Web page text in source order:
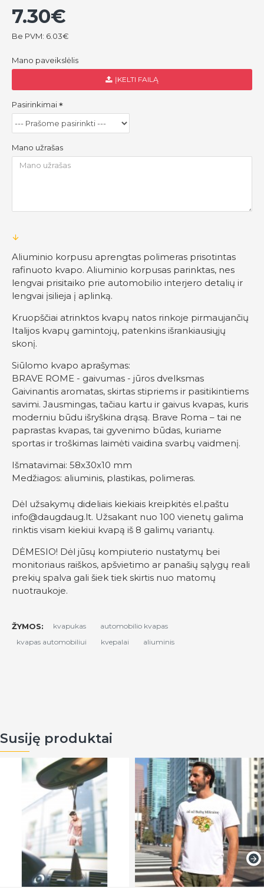
7.30€
Be PVM: 6.03€
Mano paveikslėlis
ĮKELTI FAILĄ
Pasirinkimai
Mano užrašas
Aliuminio korpusu aprengtas polimeras prisotintas
rafinuoto kvapo. Aliuminio korpusas parinktas, nes
lengvai prisitaiko prie automobilio interjero detalių ir
lengvai įsilieja į aplinką.
Kruopščiai atrinktos kvapų natos rinkoje pirmaujančių
Italijos kvapų gamintojų, patenkins išrankiausiųjų
skonį.
Siūlomo kvapo aprašymas:
BRAVE ROME - gaivumas - jūros dvelksmas
Gaivinantis aromatas, skirtas stipriems ir pasitikintiems
savimi. Jausmingas, tačiau kartu ir gaivus kvapas, kuris
moderniu būdu išryškina drąsą. Brave Roma – tai ne
paprastas kvapas, tai gyvenimo būdas, kuriame
sportas ir troškimas laimėti vaidina svarbų vaidmenį.
Išmatavimai: 58x30x10 mm
Medžiagos: aliuminis, plastikas, polimeras.
Dėl užsakymų dideliais kiekiais kreipkitės el.paštu
info@daugdaug.lt. Užsakant nuo 100 vienetų galima
rinktis visam kiekiui kvapą iš 8 galimų variantų.
DĖMESIO! Dėl jūsų kompiuterio nustatymų bei
monitoriaus raiškos, apšvietimo ar panašių sąlygų reali
prekių spalva gali šiek tiek skirtis nuo matomų
nuotraukoje.
ŽYMOS: kvapukas
automobilio kvapas
kvapas automobiliui
kvepalai aliuminis
Susiję produktai